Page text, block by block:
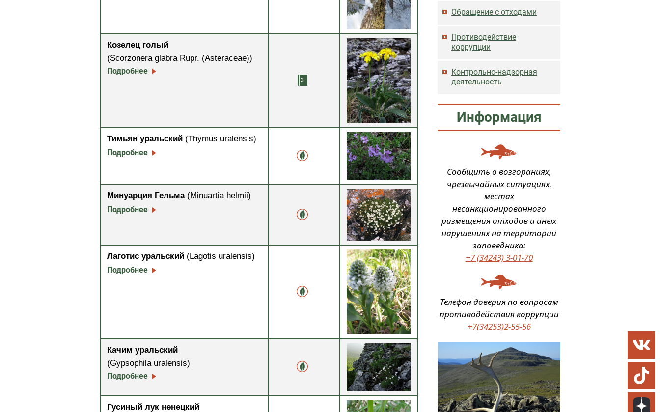
Козелец голый
(Scorzonera glabra Rupr. (Asteraceae))
Подробнее
Тимьян уральский (Thymus uralensis)
Подробнее
Минуарция Гельма (Minuartia helmii)
Подробнее
Лаготис уральский (Lagotis uralensis)
Подробнее
Качим уральский
(Gypsophila uralensis)
Подробнее
Гусиный лук ненецкий
Обращение с отходами
Противодействие
коррупции
Контрольно-надзорная
деятельность
Информация
Сообщить о возгораниях,
чрезвычайных ситуациях,
местах
несанкционированного
размещения отходов и иных
нарушениях на территории
заповедника:
+7 (34243) 3-01-70
Телефон доверия по вопросам
противодействия коррупции
+7(34253)2-55-56